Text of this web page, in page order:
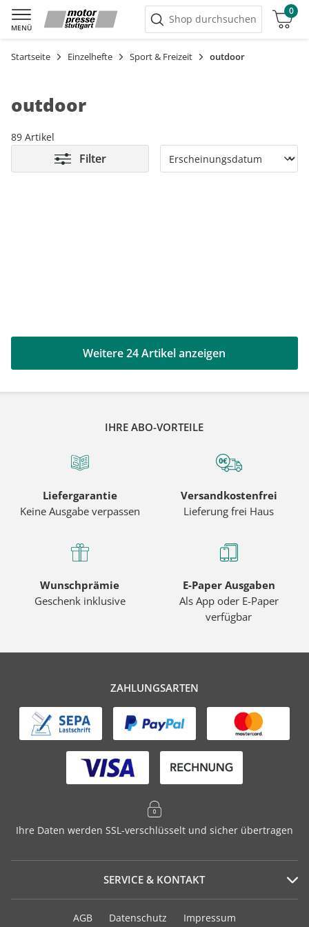
MENÜ
Shop durchsuchen
0
Warenkorb
Startseite Einzelhefte Sport & Freizeit outdoor
outdoor
89 Artikel
Filter
Weitere 24 Artikel anzeigen
IHRE ABO-VORTEILE
Liefergarantie
Keine Ausgabe verpassen
Versandkostenfrei
Lieferung frei Haus
Wunschprämie
Geschenk inklusive
E-Paper Ausgaben
Als App oder E-Paper
verfügbar
ZAHLUNGSARTEN
Ihre Daten werden SSL-verschlüsselt und sicher übertragen
SERVICE & KONTAKT
Serviceportal
AGB Datenschutz Impressum